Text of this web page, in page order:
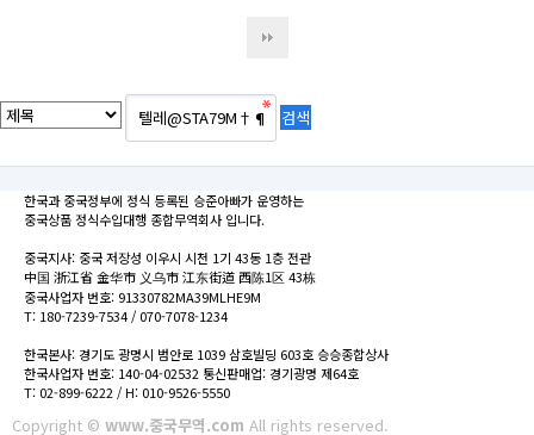
한국과 중국정부에 정식 등록된 승준아빠가 운영하는
중국상품 정식수입대행 종합무역회사 입니다.
중국지사: 중국 저장성 이우시 시천 1기 43동 1층 전관
中国 浙江省 金华市 义乌市 江东街道 西陈1区 43栋
중국사업자 번호: 91330782MA39MLHE9M
T: 180-7239-7534 / 070-7078-1234
한국본사: 경기도 광명시 범안로 1039 삼호빌딩 603호 승승종합상사
한국사업자 번호: 140-04-02532 통신판매업: 경기광명 제64호
T: 02-899-6222 / H: 010-9526-5550
Copyright © www.중국무역.com All rights reserved.